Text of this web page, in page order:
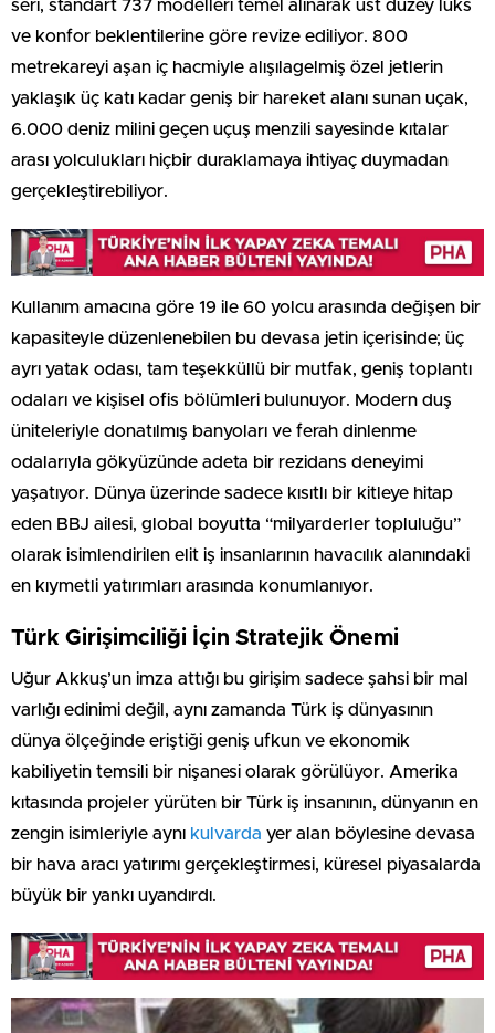
seri, standart 737 modelleri temel alınarak üst düzey lüks
ve konfor beklentilerine göre revize ediliyor. 800
metrekareyi aşan iç hacmiyle alışılagelmiş özel jetlerin
yaklaşık üç katı kadar geniş bir hareket alanı sunan uçak,
6.000 deniz milini geçen uçuş menzili sayesinde kıtalar
arası yolculukları hiçbir duraklamaya ihtiyaç duymadan
gerçekleştirebiliyor.
Kullanım amacına göre 19 ile 60 yolcu arasında değişen bir
kapasiteyle düzenlenebilen bu devasa jetin içerisinde; üç
ayrı yatak odası, tam teşekküllü bir mutfak, geniş toplantı
odaları ve kişisel ofis bölümleri bulunuyor. Modern duş
üniteleriyle donatılmış banyoları ve ferah dinlenme
odalarıyla gökyüzünde adeta bir rezidans deneyimi
yaşatıyor. Dünya üzerinde sadece kısıtlı bir kitleye hitap
eden BBJ ailesi, global boyutta “milyarderler topluluğu”
olarak isimlendirilen elit iş insanlarının havacılık alanındaki
en kıymetli yatırımları arasında konumlanıyor.
Türk Girişimciliği İçin Stratejik Önemi
Uğur Akkuş’un imza attığı bu girişim sadece şahsi bir mal
varlığı edinimi değil, aynı zamanda Türk iş dünyasının
dünya ölçeğinde eriştiği geniş ufkun ve ekonomik
kabiliyetin temsili bir nişanesi olarak görülüyor. Amerika
kıtasında projeler yürüten bir Türk iş insanının, dünyanın en
zengin isimleriyle aynı kulvarda yer alan böylesine devasa
bir hava aracı yatırımı gerçekleştirmesi, küresel piyasalarda
büyük bir yankı uyandırdı.